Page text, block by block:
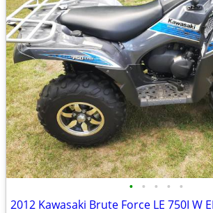
• • • • •
2012 Kawasaki Brute Force LE 750I W